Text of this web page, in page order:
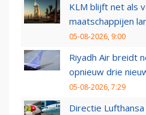
KLM blijft net als
maatschappijen
05-08-2026, 9:00
Riyadh Air breidt
opnieuw drie
05-08-2026, 7:29
Directie